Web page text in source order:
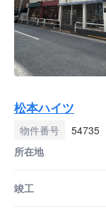
松本ハイツ
物件番号
54735
所在地
竣工